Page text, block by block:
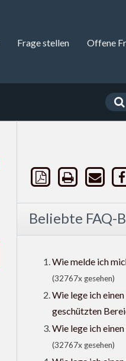
Frage stellen Offene
Beliebte FAQ-
Wie melde ich
(32767x gesehen)
Wie lege ich
geschützten
Wie lege ich
(32767x gesehen)